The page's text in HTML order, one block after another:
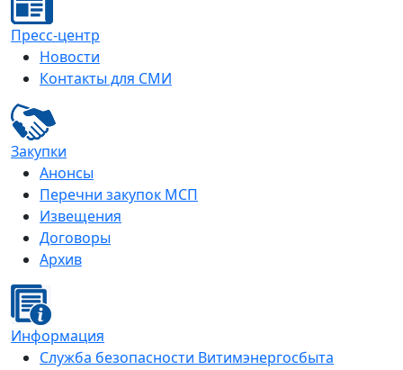
Пресс-центр
Новости
Контакты для СМИ
Закупки
Анонсы
Перечни закупок МСП
Извещения
Договоры
Архив
Информация
Служба безопасности Витимэнергосбыта